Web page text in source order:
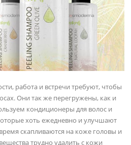
работа и встречи требуют, чтобы
Они так же перегружены, как и
кондиционеры для волос и
хоть ежедневно и улучшают
скапливаются на коже головы и
трудно удалить с кожи